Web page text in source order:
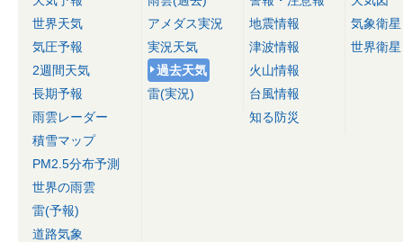
世界天気
気圧予報
2週間天気
長期予報
雨雲レーダー
積雪マップ
PM2.5分布予測
世界の雨雲
雷(予報)
道路気象
アメダス実況
実況天気
過去天気
雷(実況)
地震情報
津波情報
火山情報
台風情報
知る防災
気象衛星
世界衛星